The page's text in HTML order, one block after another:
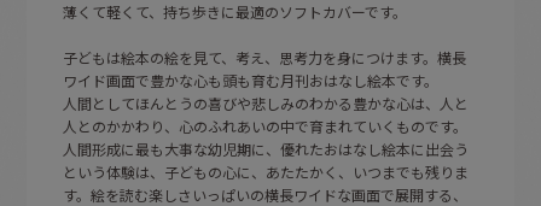
薄くて軽くて、持ち歩きに最適のソフトカバーです。
子どもは絵本の絵を見て、考え、思考力を身につけます。横長
ワイド画面で豊かな心も頭も育む月刊おはなし絵本です。
人間としてほんとうの喜びや悲しみのわかる豊かな心は、人と
人とのかかわり、心のふれあいの中で育まれていくものです。
人間形成に最も大事な幼児期に、優れたおはなし絵本に出会う
という体験は、子どもの心に、あたたかく、いつまでも残りま
す。絵を読む楽しさいっぱいの横長ワイドな画面で展開する、